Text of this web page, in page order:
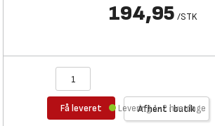
194,95 /STK
Få leveret Afhent i butik
Levering 1-2 hverdage